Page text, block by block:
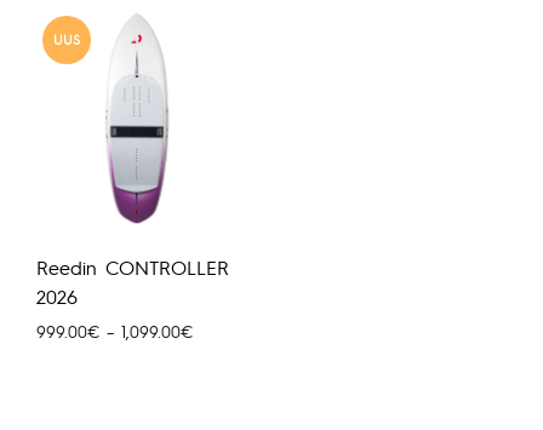
UUS
Reedin CONTROLLER
2026
999.00€ – 1,099.00€Hinnavahemik: